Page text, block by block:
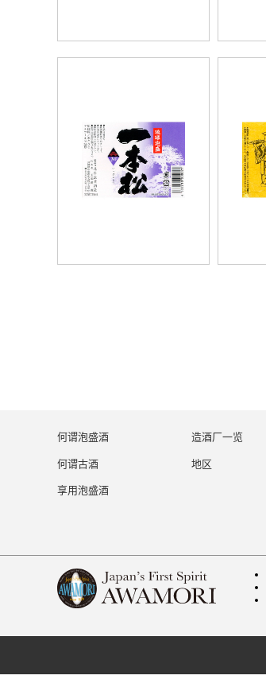
何谓泡盛酒
何谓古酒
享用泡盛酒
造酒厂一览
地区